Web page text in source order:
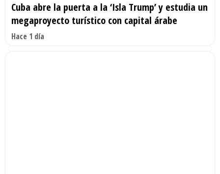
Cuba abre la puerta a la ‘Isla Trump’ y estudia un
megaproyecto turístico con capital árabe
Hace 1 día